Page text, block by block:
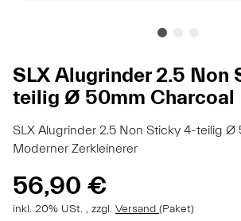
SLX Alugrinder 2.5 Non
teilig Ø 50mm Charcoal
SLX Alugrinder 2.5 Non Sticky 4-teilig Ø
Moderner Zerkleinerer
56,90 €
inkl. 20% USt. , zzgl. Versand (Paket)